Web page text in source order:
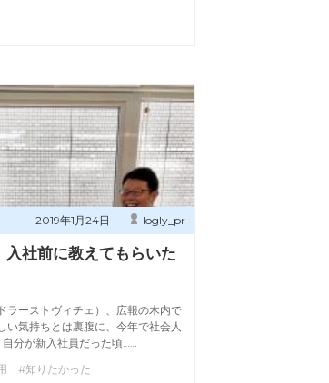
2019年1月24日 logly_pr
入社前に教えてもらいた
ラーストヴィチェ）、広報の木内で
い気持ちとは裏腹に、今年で社会人
分が新入社員だった頃……
#知りたかった